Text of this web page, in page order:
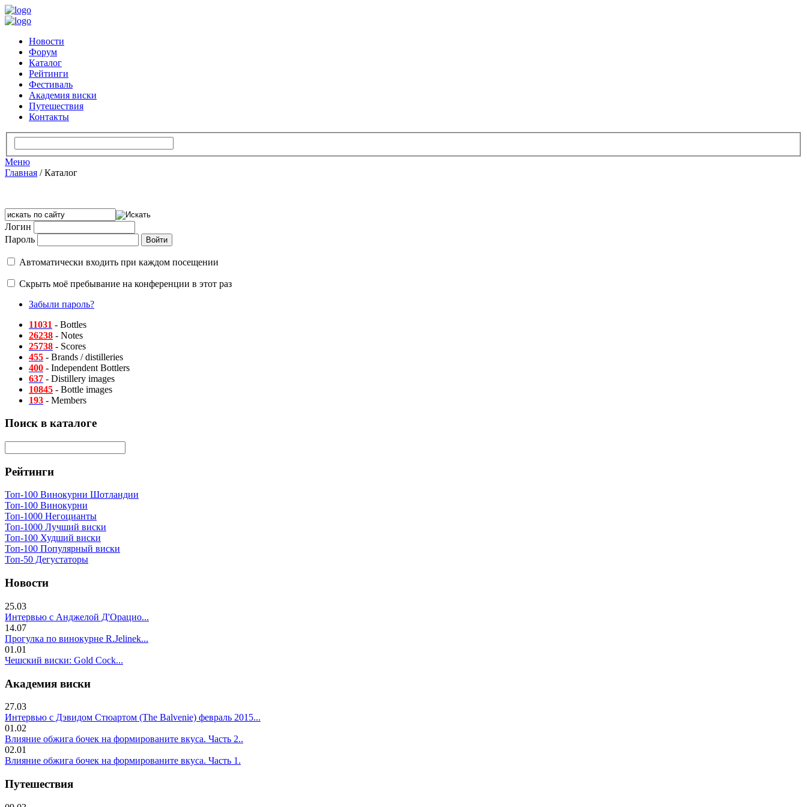
Новости
Форум
Каталог
Рейтинги
Фестиваль
Академия виски
Путешествия
Контакты
Меню
Главная /Каталог
Логин
Пароль
Автоматически входить при каждом посещении
Скрыть моё пребывание на конференции в этот раз
Забыли пароль?
11031 - Bottles
26238 - Notes
25738 - Scores
455 - Brands / distilleries
400 - Independent Bottlers
637 - Distillery images
10845 - Bottle images
193 - Members
Поиск в каталоге
Рейтинги
Топ-100 Винокурни Шотландии
Топ-100 Винокурни
Топ-1000 Негоцианты
Топ-1000 Лучший виски
Топ-100 Худший виски
Топ-100 Популярный виски
Топ-50 Дегустаторы
Новости
25.03
Интервью с Анджелой Д'Орацио...
14.07
Прогулка по винокурне R.Jelinek...
01.01
Чешский виски: Gold Cock...
Академия виски
27.03
Интервью с Дэвидом Стюартом (The Balvenie) февраль 2015...
01.02
Влияние обжига бочек на формированите вкуса. Часть 2..
02.01
Влияние обжига бочек на формированите вкуса. Часть 1.
Путешествия